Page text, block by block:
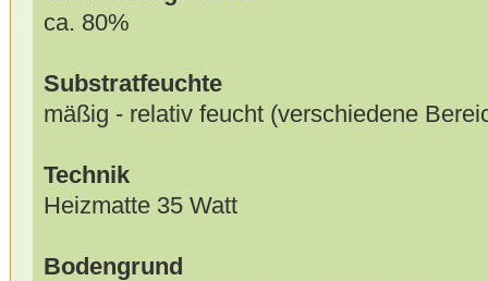
ca. 80%
Substratfeuchte
mäßig - relativ feucht (verschiedene
Technik
Heizmatte 35 Watt
Bodengrund